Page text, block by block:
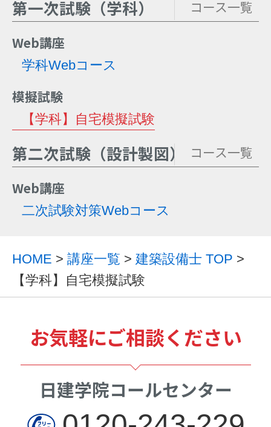
第一次試験（学科）
コース一覧
Web講座
学科Webコース
模擬試験
【学科】自宅模擬試験
第二次試験（設計製図）
コース一覧
Web講座
二次試験対策Webコース
HOME > 講座一覧 > 建築設備士 TOP >
【学科】自宅模擬試験
お気軽にご相談ください
日建学院コールセンター